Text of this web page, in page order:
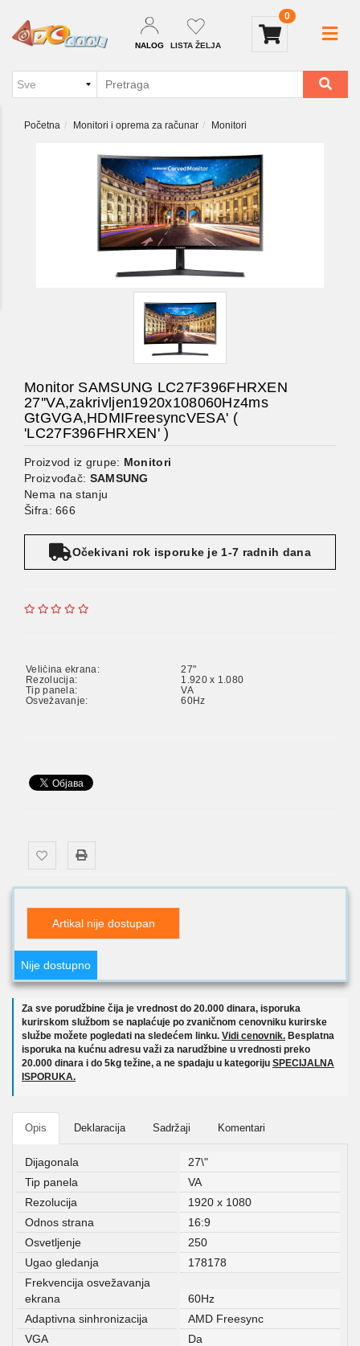
NALOG LISTA ŽELJA
0
Početna Monitori i oprema za računar Monitori
Monitor SAMSUNG LC27F396FHRXEN
27''VA,zakrivljen1920x108060Hz4ms
GtGVGA,HDMIFreesyncVESA' (
'LC27F396FHRXEN' )
Proizvod iz grupe: Monitori
Proizvođač: SAMSUNG
Nema na stanju
Šifra: 666
Očekivani rok isporuke je 1-7 radnih dana
Veličina ekrana:
27"
Rezolucija:
1.920 x 1.080
Tip panela:
VA
Osvežavanje:
60Hz
Artikal nije dostupan
Nije dostupno
Za sve porudžbine čija je vrednost do 20.000 dinara, isporuka
kurirskom službom se naplaćuje po zvaničnom cenovniku kurirske
službe možete pogledati na sledećem linku. Vidi cenovnik. Besplatna
isporuka na kućnu adresu važi za narudžbine u vrednosti preko
20.000 dinara i do 5kg težine, a ne spadaju u kategoriju SPECIJALNA
ISPORUKA.
Opis Deklaracija Sadržaji Komentari
Dijagonala
27\"
Tip panela
VA
Rezolucija
1920 x 1080
Odnos strana
16:9
Osvetljenje
250
Ugao gledanja
178178
Frekvencija osvežavanja
ekrana
60Hz
Adaptivna sinhronizacija
AMD Freesync
VGA
Da